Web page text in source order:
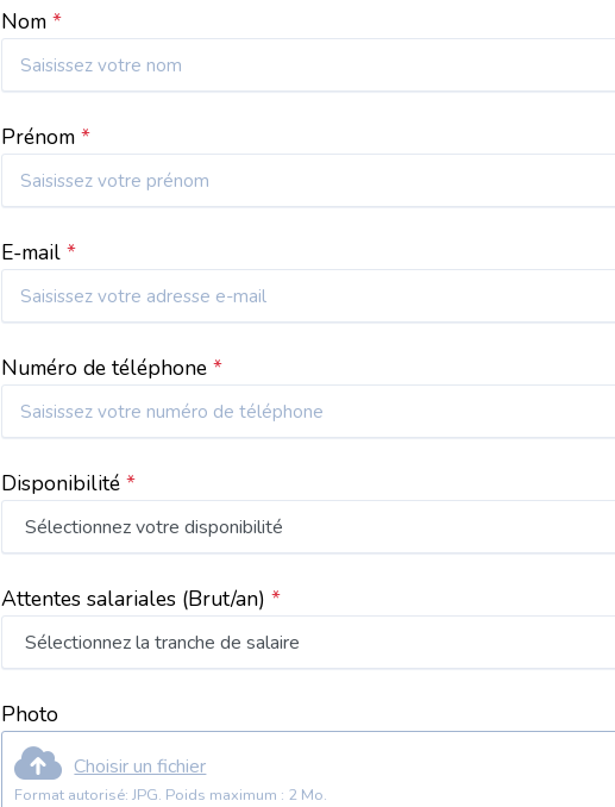
Nom*
Prénom*
E-mail*
Numéro de téléphone*
Disponibilité*
Attentes salariales (Brut/an) *
Photo
Choisir un fichier
Format autorisé: JPG. Poids maximum : 2 Mo.